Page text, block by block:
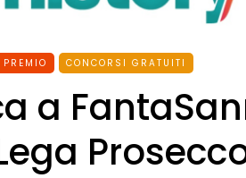
CONCORSI GRATUITI
a